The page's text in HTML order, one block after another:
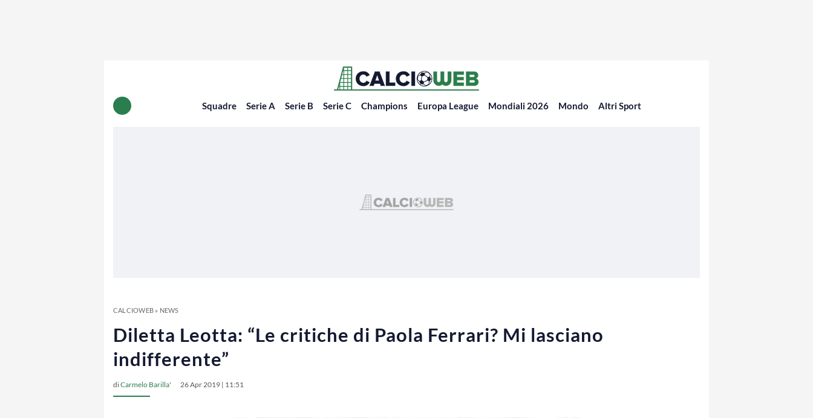
Squadre Serie A Serie B Serie C Champions Europa League Mondiali 2026 Mondo Altri Sport
CALCIOWEB» NEWS
Diletta Leotta: “Le critiche di Paola Ferrari? Mi lasciano
indifferente”
diCarmelo Barilla' 26 Apr 2019 | 11:51